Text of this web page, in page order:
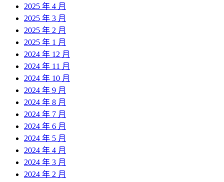
2025 年 4 月
2025 年 3 月
2025 年 2 月
2025 年 1 月
2024 年 12 月
2024 年 11 月
2024 年 10 月
2024 年 9 月
2024 年 8 月
2024 年 7 月
2024 年 6 月
2024 年 5 月
2024 年 4 月
2024 年 3 月
2024 年 2 月